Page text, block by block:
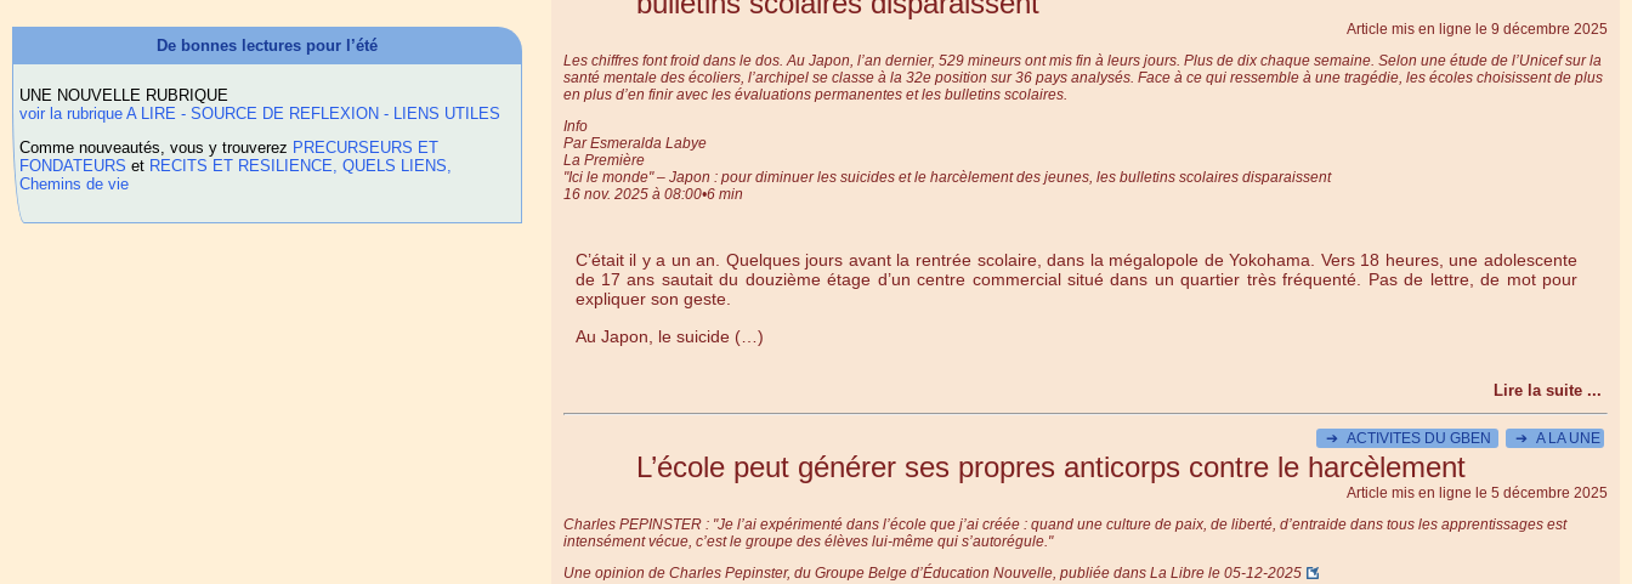
Article mis en ligne le 9 décembre 2025
Les chiffres font froid dans le dos. Au Japon, l’an dernier, 529 mineurs ont mis fin à leurs jours. Plus de dix chaque semaine. Selon une étude de l’Unicef sur la
santé mentale des écoliers, l’archipel se classe à la 32e position sur 36 pays analysés. Face à ce qui ressemble à une tragédie, les écoles choisissent de plus
en plus d’en finir avec les évaluations permanentes et les bulletins scolaires.
Info
Par Esmeralda Labye
La Première
"Ici le monde" – Japon : pour diminuer les suicides et le harcèlement des jeunes, les bulletins scolaires disparaissent
16 nov. 2025 à 08:00•6 min
C’était il y a un an. Quelques jours avant la rentrée scolaire, dans la mégalopole de Yokohama. Vers 18 heures, une adolescente
de 17 ans sautait du douzième étage d’un centre commercial situé dans un quartier très fréquenté. Pas de lettre, de mot pour
expliquer son geste.
Au Japon, le suicide (…)
Lire la suite ...
➔ ACTIVITES DU GBEN ➔ A LA UNE
L’école peut générer ses propres anticorps contre le harcèlement
Article mis en ligne le 5 décembre 2025
Charles PEPINSTER : "Je l’ai expérimenté dans l’école que j’ai créée : quand une culture de paix, de liberté, d’entraide dans tous les apprentissages est
intensément vécue, c’est le groupe des élèves lui-même qui s’autorégule."
Une opinion de Charles Pepinster, du Groupe Belge d’Éducation Nouvelle, publiée dans La Libre le 05-12-2025
De bonnes lectures pour l’été
UNE NOUVELLE RUBRIQUE
voir la rubrique A LIRE - SOURCE DE REFLEXION - LIENS UTILES
Comme nouveautés, vous y trouverez PRECURSEURS ET
FONDATEURS et RECITS ET RESILIENCE, QUELS LIENS,
Chemins de vie